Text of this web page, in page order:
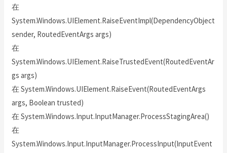
在
System.Windows.UIElement.RaiseEventImpl(DependencyObject
sender, RoutedEventArgs args)
在
System.Windows.UIElement.RaiseTrustedEvent(RoutedEventAr
gs args)
在 System.Windows.UIElement.RaiseEvent(RoutedEventArgs
args, Boolean trusted)
在 System.Windows.Input.InputManager.ProcessStagingArea()
在
System.Windows.Input.InputManager.ProcessInput(InputEvent